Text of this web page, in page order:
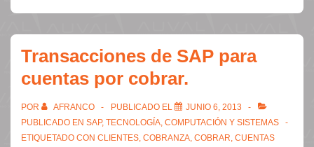
Transacciones de SAP para
cuentas por cobrar.
POR AFRANCO PUBLICADO EL
JUNIO 6, 2013
PUBLICADO EN SAP, TECNOLOGÍA, COMPUTACIÓN Y SISTEMAS
ETIQUETADO CON CLIENTES, COBRANZA, COBRAR, CUENTAS